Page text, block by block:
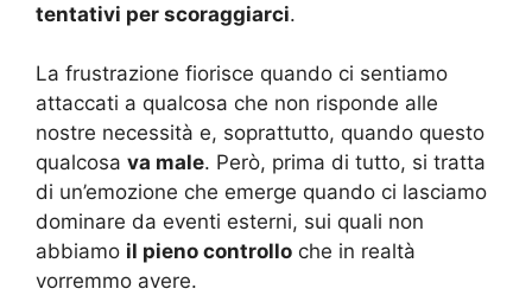
tentativi per scoraggiarci.
La frustrazione fiorisce quando ci sentiamo
attaccati a qualcosa che non risponde alle
nostre necessità e, soprattutto, quando questo
qualcosa va male. Però, prima di tutto, si tratta
di un’emozione che emerge quando ci lasciamo
dominare da eventi esterni, sui quali non
abbiamo il pieno controllo che in realtà
vorremmo avere.